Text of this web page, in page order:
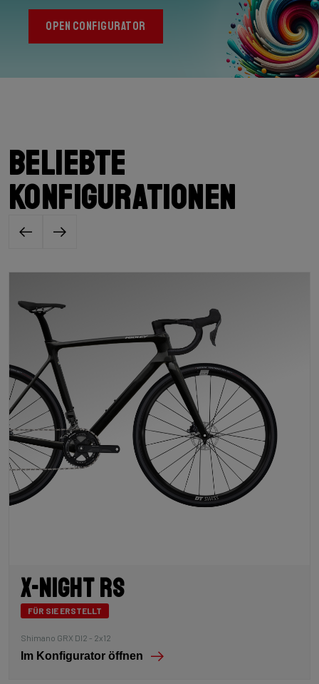
OPEN CONFIGURATOR
Beliebte
Konfigurationen
X-Night RS
FÜR SIE ERSTELLT
Shimano GRX DI2 - 2x12
Im Konfigurator öffnen